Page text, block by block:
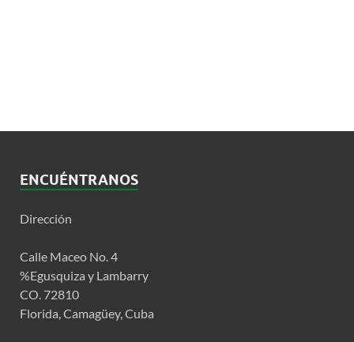
ENCUÉNTRANOS
Dirección
Calle Maceo No. 4
%Egusquiza y Lambarry
CO. 72810
Florida, Camagüey, Cuba